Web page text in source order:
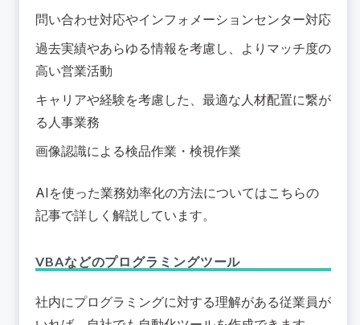
問い合わせ対応やインフォメーションセンター対応
過去実績やあらゆる情報を考慮し、よりマッチ度の
高い営業活動
キャリアや経験を考慮した、最適な人材配置に繋が
る人事業務
画像認識による検品作業・検視作業
AIを使った業務効率化の方法についてはこちらの
記事で詳しく解説しています。
VBAなどのプログラミングツール
社内にプログラミングに対する理解がある従業員が